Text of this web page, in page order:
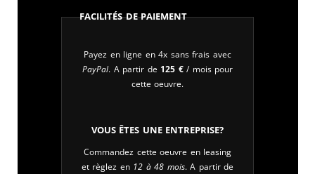
Facilités de paiement
Payez en ligne en 4x sans frais avec
PayPal. A partir de 125 €/ mois pour
cette oeuvre.
Vous êtes une entreprise?
Commandez cette oeuvre en leasing
et règlez en 12 à 48 mois. A partir de